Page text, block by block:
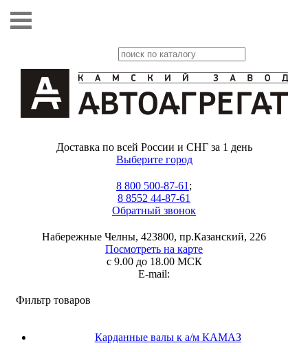
Доставка по всей России и СНГ за 1 день
Выберите город
8 800 500-87-61 ;
8 8552 44-87-61
Обратный звонок
Набережные Челны, 423800, пр.Казанский, 226
Посмотреть на карте
с 9.00 до 18.00 МСК
E-mail:
Фильтр товаров
Карданные валы к а/м КАМАЗ